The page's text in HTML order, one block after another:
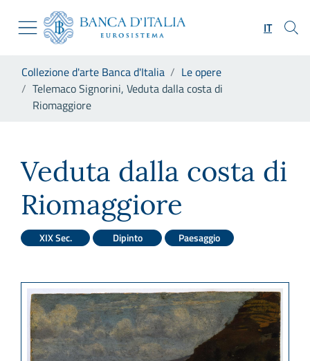
Skip to Main Content
Vai al sito istituzionale
Vai al menu di navigazione
Vai alla ricerca
Vai al footer
IT
Collezione d'arte Banca d'Italia
Le opere
Telemaco Signorini, Veduta dalla costa di
Riomaggiore
Veduta dalla costa di
Riomaggiore
XIX Sec. Dipinto Paesaggio